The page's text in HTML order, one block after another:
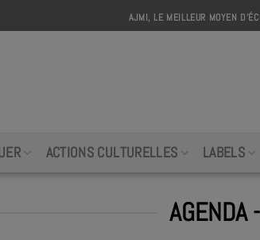
AJMI, LE MEILLEUR MOYEN
ACTIONS CULTURELLES LABELS